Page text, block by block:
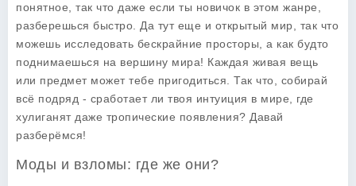
понятное, так что даже если ты новичок в этом жанре,
разберешься быстро. Да тут еще и открытый мир, так что
можешь исследовать бескрайние просторы, а как будто
поднимаешься на вершину мира! Каждая живая вещь
или предмет может тебе пригодиться. Так что, собирай
всё подряд - сработает ли твоя интуиция в мире, где
хулиганят даже тропические появления? Давай
разберёмся!
Моды и взломы: где же они?